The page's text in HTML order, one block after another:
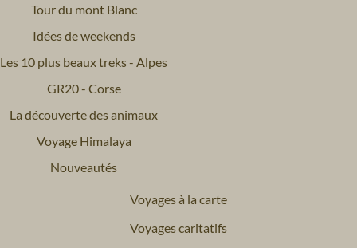
Tour du mont Blanc
Idées de weekends
Les 10 plus beaux treks - Alpes
GR20 - Corse
La découverte des animaux
Voyage Himalaya
Nouveautés
Voyages à la carte
Voyages caritatifs